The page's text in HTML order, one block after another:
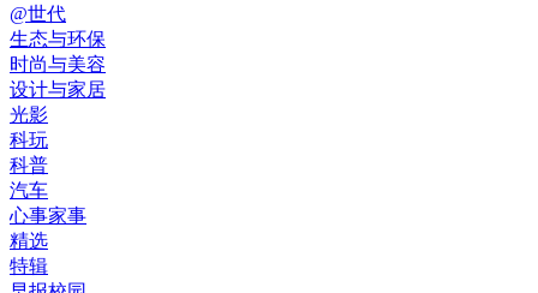
@世代
生态与环保
时尚与美容
设计与家居
光影
科玩
科普
汽车
心事家事
精选
特辑